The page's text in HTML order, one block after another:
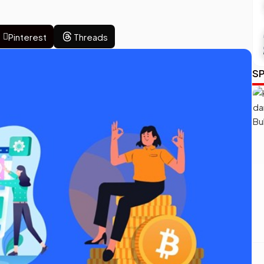
Pinterest Threads